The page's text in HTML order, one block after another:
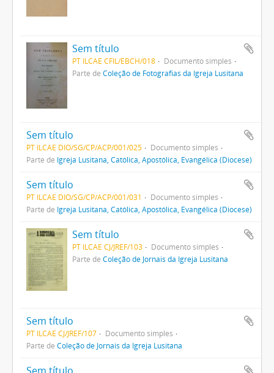
Sem título
PT ILCAE CFIL/EBCH/018
Documento simples
Parte de Coleção de Fotografias da Igreja Lusitana
Sem título
PT ILCAE DIO/SG/CP/ACP/001/025
Documento simples
Parte de Igreja Lusitana, Católica, Apostólica, Evangélica (Diocese)
Sem título
PT ILCAE DIO/SG/CP/ACP/001/031
Documento simples
Parte de Igreja Lusitana, Católica, Apostólica, Evangélica (Diocese)
Sem título
PT ILCAE CJ/JREF/103
Documento simples
Parte de Coleção de Jornais da Igreja Lusitana
Sem título
PT ILCAE CJ/JREF/107
Documento simples
Parte de Coleção de Jornais da Igreja Lusitana